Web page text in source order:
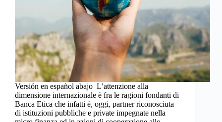
Versión en español abajo L’attenzione alla
dimensione internazionale è fra le ragioni fondanti di
Banca Etica che infatti è, oggi, partner riconosciuta
di istituzioni pubbliche e private impegnate nella